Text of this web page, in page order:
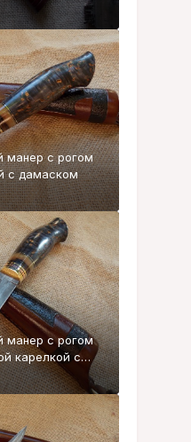
манер с рогом
с дамаском
манер с рогом
карелкой с